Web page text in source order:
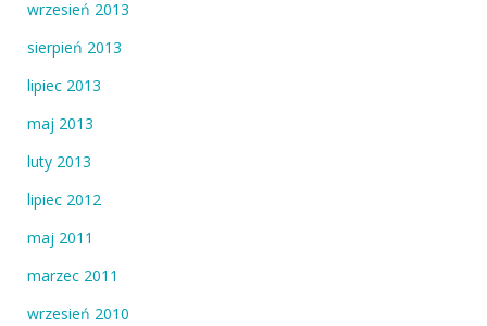
wrzesień 2013
sierpień 2013
lipiec 2013
maj 2013
luty 2013
lipiec 2012
maj 2011
marzec 2011
wrzesień 2010